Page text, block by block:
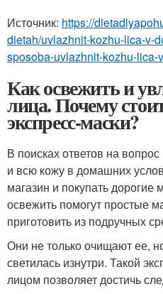
Источник: https://
dietah/uvlazhnit-kozhu-lica-v-
sposoba-uvlazhnit-kozhu-lica-v
Как освежить и
лица. Почему
экспресс-маски?
В поисках ответов на
и всю кожу в домашних
магазин и покупать
освежить помогут простые
приготовить из подручных
Они не только очищают ее,
светилась изнутри. Такой
лицом позволяет достичь